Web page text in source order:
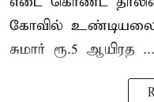
கோவில் உண்டியலை
சுமார் ரூ.5 ஆயிரத ...